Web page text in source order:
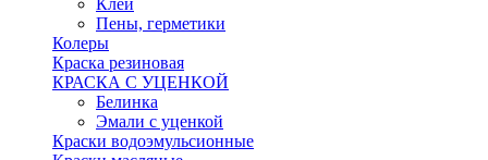
Клей
Пены, герметики
Колеры
Краска резиновая
КРАСКА С УЦЕНКОЙ
Белинка
Эмали с уценкой
Краски водоэмульсионные